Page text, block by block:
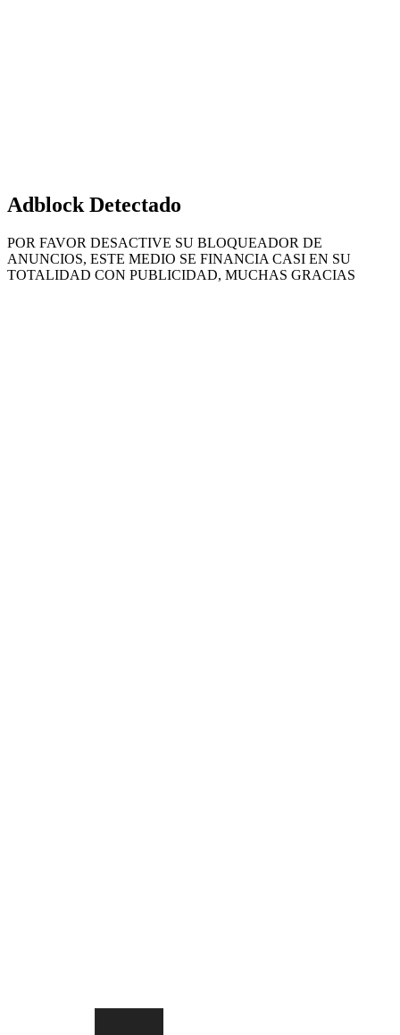
Adblock Detectado
POR FAVOR DESACTIVE SU BLOQUEADOR DE
ANUNCIOS, ESTE MEDIO SE FINANCIA CASI EN SU
TOTALIDAD CON PUBLICIDAD, MUCHAS GRACIAS